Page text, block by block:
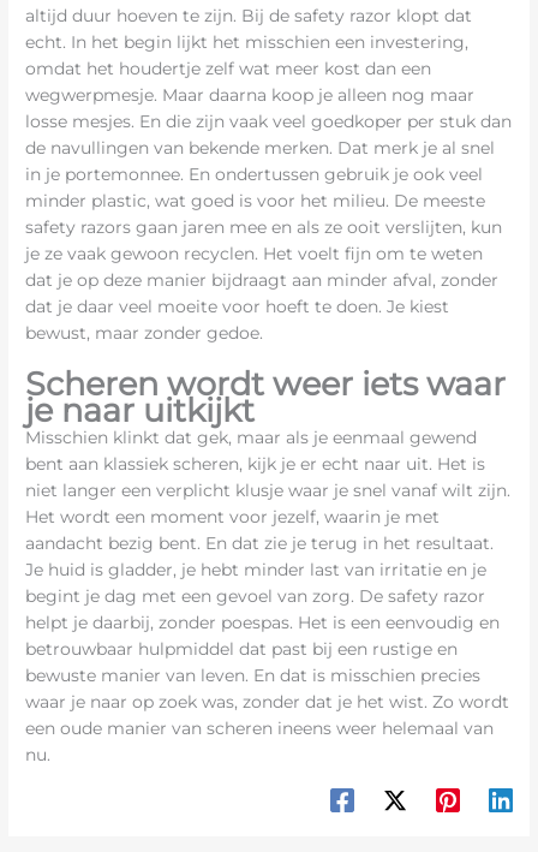
altijd duur hoeven te zijn. Bij de safety razor klopt dat
echt. In het begin lijkt het misschien een investering,
omdat het houdertje zelf wat meer kost dan een
wegwerpmesje. Maar daarna koop je alleen nog maar
losse mesjes. En die zijn vaak veel goedkoper per stuk dan
de navullingen van bekende merken. Dat merk je al snel
in je portemonnee. En ondertussen gebruik je ook veel
minder plastic, wat goed is voor het milieu. De meeste
safety razors gaan jaren mee en als ze ooit verslijten, kun
je ze vaak gewoon recyclen. Het voelt fijn om te weten
dat je op deze manier bijdraagt aan minder afval, zonder
dat je daar veel moeite voor hoeft te doen. Je kiest
bewust, maar zonder gedoe.
Scheren wordt weer iets waar
je naar uitkijkt
Misschien klinkt dat gek, maar als je eenmaal gewend
bent aan klassiek scheren, kijk je er echt naar uit. Het is
niet langer een verplicht klusje waar je snel vanaf wilt zijn.
Het wordt een moment voor jezelf, waarin je met
aandacht bezig bent. En dat zie je terug in het resultaat.
Je huid is gladder, je hebt minder last van irritatie en je
begint je dag met een gevoel van zorg. De safety razor
helpt je daarbij, zonder poespas. Het is een eenvoudig en
betrouwbaar hulpmiddel dat past bij een rustige en
bewuste manier van leven. En dat is misschien precies
waar je naar op zoek was, zonder dat je het wist. Zo wordt
een oude manier van scheren ineens weer helemaal van
nu.